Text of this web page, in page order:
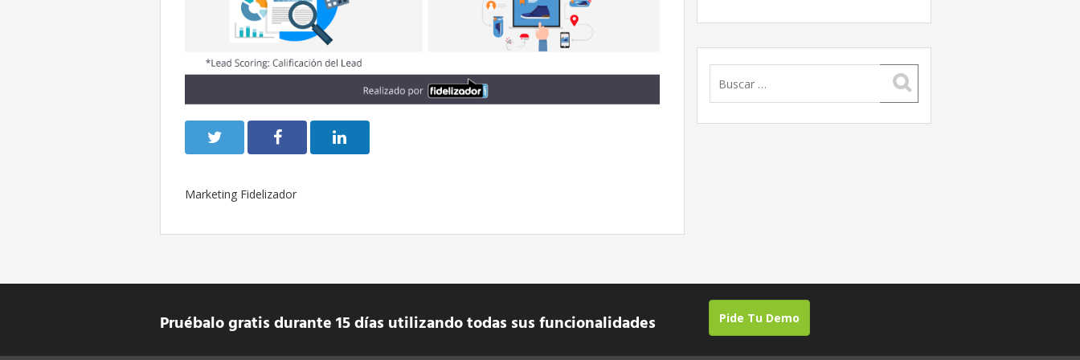
Marketing Fidelizador
Pruébalo gratis durante 15 días utilizando todas sus funcionalidades Pide Tu Demo